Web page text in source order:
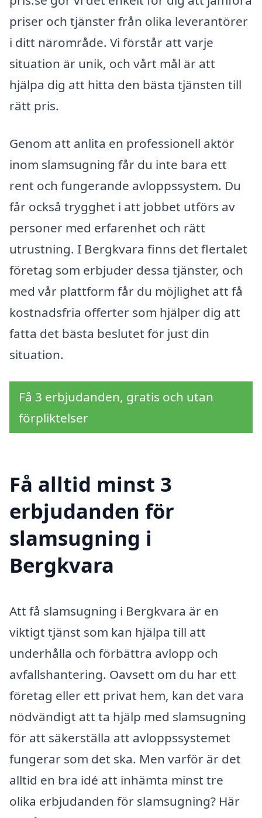
priser och tjänster från olika leverantörer
i ditt närområde. Vi förstår att varje
situation är unik, och vårt mål är att
hjälpa dig att hitta den bästa tjänsten till
rätt pris.
Genom att anlita en professionell aktör
inom slamsugning får du inte bara ett
rent och fungerande avloppssystem. Du
får också trygghet i att jobbet utförs av
personer med erfarenhet och rätt
utrustning. I Bergkvara finns det flertalet
företag som erbjuder dessa tjänster, och
med vår plattform får du möjlighet att få
kostnadsfria offerter som hjälper dig att
fatta det bästa beslutet för just din
situation.
Få 3 erbjudanden, gratis och utan
förpliktelser
Få alltid minst 3
erbjudanden för
slamsugning i
Bergkvara
Att få slamsugning i Bergkvara är en
viktigt tjänst som kan hjälpa till att
underhålla och förbättra avlopp och
avfallshantering. Oavsett om du har ett
företag eller ett privat hem, kan det vara
nödvändigt att ta hjälp med slamsugning
för att säkerställa att avloppssystemet
fungerar som det ska. Men varför är det
alltid en bra idé att inhämta minst tre
olika erbjudanden för slamsugning? Här